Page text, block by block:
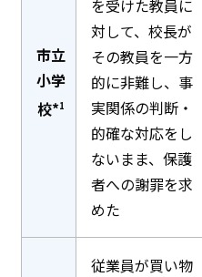
市立
小学
校*1
を受けた教員に
対して、校長が
その教員を一方
的に非難し、事
実関係の判断・
的確な対応をし
ないまま、保護
者への謝罪を求
めた
従業員が買い物